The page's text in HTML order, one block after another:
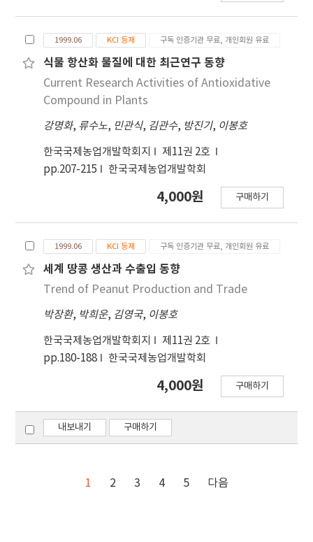
1999.06 KCI 등재 구독 인증기관 무료, 개인회원 유료
식물 항산화 물질에 대한 최근연구 동향
Current Research Activities of Antioxidative
Compound in Plants
강명화, 류수노, 민관식, 김관수, 방진기, 이봉호
한국국제농업개발학회지
제11권 2호
pp.207-215
한국국제농업개발학회
4,000원 구매하기
1999.06 KCI 등재 구독 인증기관 무료, 개인회원 유료
세계 땅콩 생산과 수출입 동향
Trend of Peanut Production and Trade
박장환, 박희운, 김영국, 이봉호
한국국제농업개발학회지
제11권 2호
pp.180-188
한국국제농업개발학회
4,000원 구매하기
내보내기 구매하기
1 2 3 4 5 다음